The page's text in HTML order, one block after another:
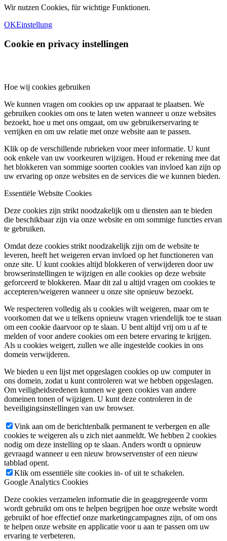
Wir nutzen Cookies, für wichtige Funktionen.
OKEinstellung
Cookie en privacy instellingen
Hoe wij cookies gebruiken
We kunnen vragen om cookies op uw apparaat te plaatsen. We
gebruiken cookies om ons te laten weten wanneer u onze websites
bezoekt, hoe u met ons omgaat, om uw gebruikerservaring te
verrijken en om uw relatie met onze website aan te passen.
Klik op de verschillende rubrieken voor meer informatie. U kunt
ook enkele van uw voorkeuren wijzigen. Houd er rekening mee dat
het blokkeren van sommige soorten cookies van invloed kan zijn op
uw ervaring op onze websites en de services die we kunnen bieden.
Essentiële Website Cookies
Deze cookies zijn strikt noodzakelijk om u diensten aan te bieden
die beschikbaar zijn via onze website en om sommige functies ervan
te gebruiken.
Omdat deze cookies strikt noodzakelijk zijn om de website te
leveren, heeft het weigeren ervan invloed op het functioneren van
onze site. U kunt cookies altijd blokkeren of verwijderen door uw
browserinstellingen te wijzigen en alle cookies op deze website
geforceerd te blokkeren. Maar dit zal u altijd vragen om cookies te
accepteren/weigeren wanneer u onze site opnieuw bezoekt.
We respecteren volledig als u cookies wilt weigeren, maar om te
voorkomen dat we u telkens opnieuw vragen vriendelijk toe te staan
om een cookie daarvoor op te slaan. U bent altijd vrij om u af te
melden of voor andere cookies om een betere ervaring te krijgen.
Als u cookies weigert, zullen we alle ingestelde cookies in ons
domein verwijderen.
We bieden u een lijst met opgeslagen cookies op uw computer in
ons domein, zodat u kunt controleren wat we hebben opgeslagen.
Om veiligheidsredenen kunnen we geen cookies van andere
domeinen tonen of wijzigen. U kunt deze controleren in de
beveiligingsinstellingen van uw browser.
Vink aan om de berichtenbalk permanent te verbergen en alle
cookies te weigeren als u zich niet aanmeldt. We hebben 2 cookies
nodig om deze instelling op te slaan. Anders wordt u opnieuw
gevraagd wanneer u een nieuw browservenster of een nieuw
tabblad opent.
Klik om essentiële site cookies in- of uit te schakelen.
Google Analytics Cookies
Deze cookies verzamelen informatie die in geaggregeerde vorm
wordt gebruikt om ons te helpen begrijpen hoe onze website wordt
gebruikt of hoe effectief onze marketingcampagnes zijn, of om ons
te helpen onze website en applicatie voor u aan te passen om uw
ervaring te verbeteren.